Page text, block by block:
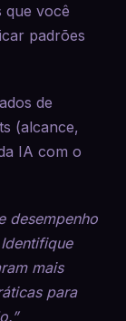
que você
padrões
de
(alcance,
IA com o
desempenho
mais
para